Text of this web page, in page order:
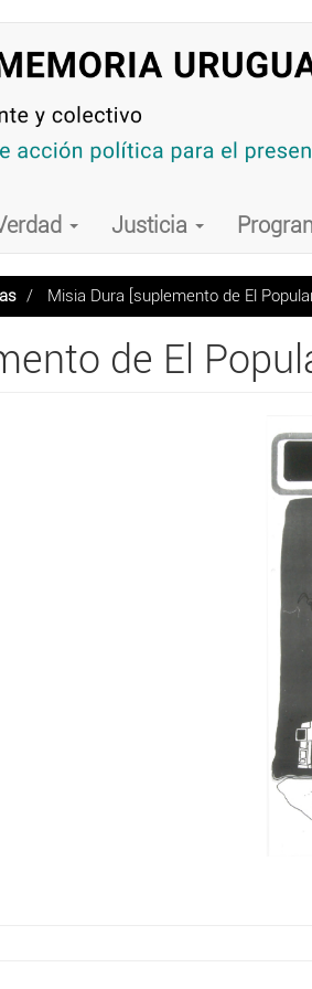
Justicia
Misia Dura [suplemento de El
de El